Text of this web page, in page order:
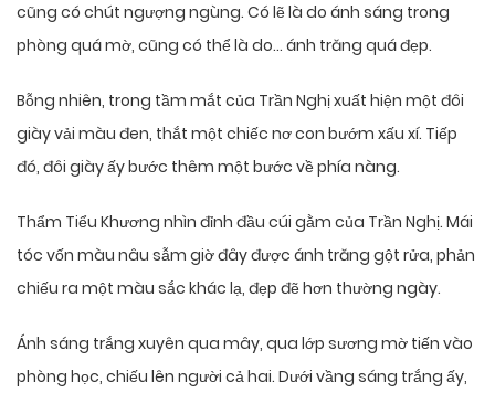
cũng có chút ngượng ngùng. Có lẽ là do ánh sáng trong
phòng quá mờ, cũng có thể là do… ánh trăng quá đẹp.
Bỗng nhiên, trong tầm mắt của Trần Nghị xuất hiện một đôi
giày vải màu đen, thắt một chiếc nơ con bướm xấu xí. Tiếp
đó, đôi giày ấy bước thêm một bước về phía nàng.
Thẩm Tiểu Khương nhìn đỉnh đầu cúi gằm của Trần Nghị. Mái
tóc vốn màu nâu sẫm giờ đây được ánh trăng gột rửa, phản
chiếu ra một màu sắc khác lạ, đẹp đẽ hơn thường ngày.
Ánh sáng trắng xuyên qua mây, qua lớp sương mờ tiến vào
phòng học, chiếu lên người cả hai. Dưới vầng sáng trắng ấy,